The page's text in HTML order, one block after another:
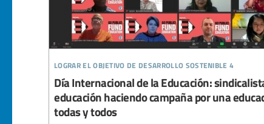
lograr el objetivo de desarrollo sostenible 4
Día Internacional de la Educación:
educación haciendo campaña por una
todas y todos